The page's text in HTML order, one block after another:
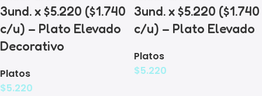
3und. x $5.220 ($1.740
c/u) – Plato Elevado
Decorativo
Platos
$5.220
3und. x $5.220 ($1.740
c/u) – Plato Elevado
Platos
$5.220